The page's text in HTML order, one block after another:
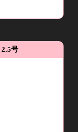
2.5号